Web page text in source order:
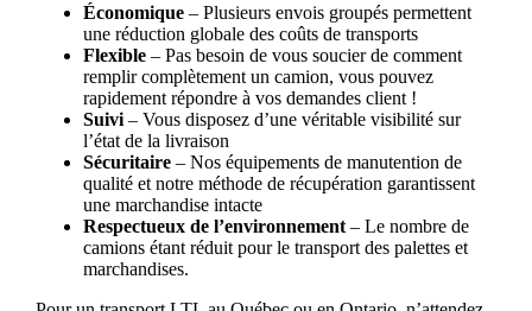
Économique– Plusieurs envois groupés permettent
une réduction globale des coûts de transports
Flexible– Pas besoin de vous soucier de comment
remplir complètement un camion, vous pouvez
rapidement répondre à vos demandes client !
Suivi– Vous disposez d’une véritable visibilité sur
l’état de la livraison
Sécuritaire– Nos équipements de manutention de
qualité et notre méthode de récupération garantissent
une marchandise intacte
Respectueux de l’environnement– Le nombre de
camions étant réduit pour le transport des palettes et
marchandises.